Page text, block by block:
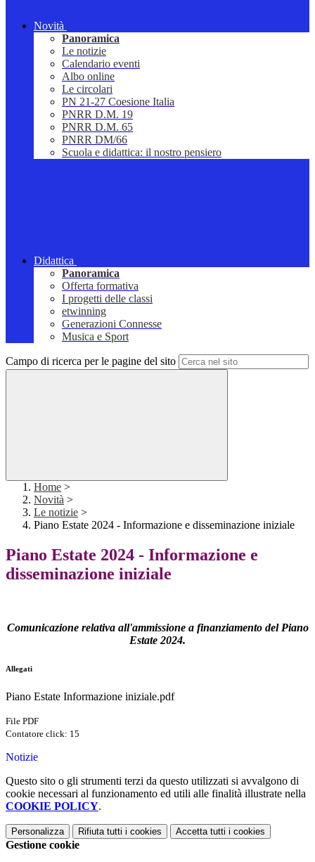
Novità
Panoramica
Le notizie
Calendario eventi
Albo online
Le circolari
PN 21-27 Coesione Italia
PNRR D.M. 19
PNRR D.M. 65
PNRR DM/66
Scuola e didattica: il nostro pensiero
Didattica
Panoramica
Offerta formativa
I progetti delle classi
etwinning
Generazioni Connesse
Musica e Sport
Campo di ricerca per le pagine del sito
Home >
Novità >
Le notizie >
Piano Estate 2024 - Informazione e disseminazione iniziale
Piano Estate 2024 - Informazione e
disseminazione iniziale
Comunicazione relativa all'ammissione a finanziamento del Piano
Estate 2024.
Allegati
Piano Estate Informazione iniziale.pdf
File PDF
Contatore click: 15
Notizie
Questo sito o gli strumenti terzi da questo utilizzati si avvalgono di
cookie necessari al funzionamento ed utili alle finalità illustrate nella
COOKIE POLICY.
Personalizza Rifiuta tutti i cookies Accetta tutti i cookies
Gestione cookie